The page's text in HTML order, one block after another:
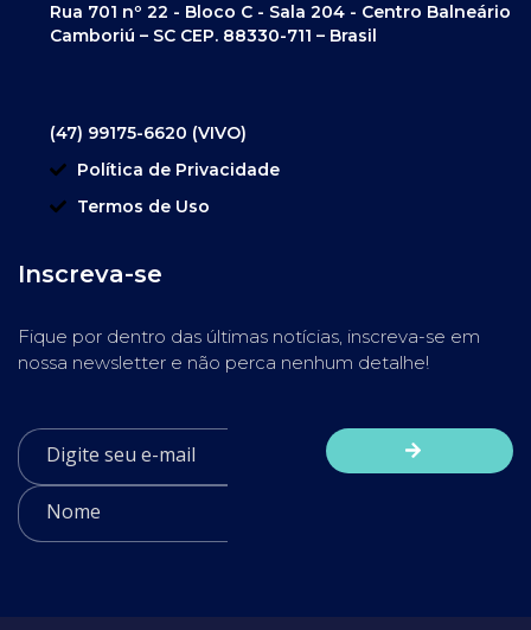
Rua 701 nº 22 - Bloco C - Sala 204 - Centro Balneário
Camboriú – SC CEP. 88330-711 – Brasil
(47) 99175-6620 (VIVO)
Política de Privacidade
Termos de Uso
Inscreva-se
Fique por dentro das últimas notícias, inscreva-se em
nossa newsletter e não perca nenhum detalhe!